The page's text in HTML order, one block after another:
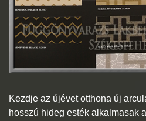
Kezdje az újévet otthona új
hosszú hideg esték alkalmasak